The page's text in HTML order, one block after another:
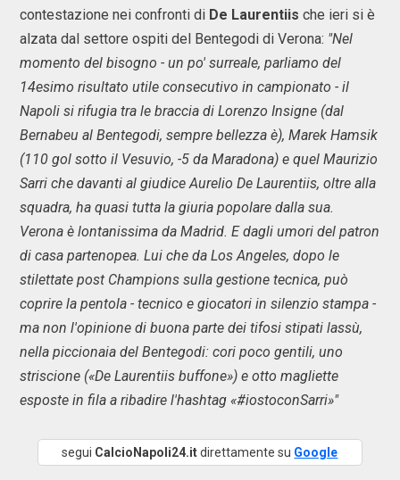
contestazione nei confronti di De Laurentiis che ieri si è
alzata dal settore ospiti del Bentegodi di Verona: "Nel
momento del bisogno - un po' surreale, parliamo del
14esimo risultato utile consecutivo in campionato - il
Napoli si rifugia tra le braccia di Lorenzo Insigne (dal
Bernabeu al Bentegodi, sempre bellezza è), Marek Hamsik
(110 gol sotto il Vesuvio, -5 da Maradona) e quel Maurizio
Sarri che davanti al giudice Aurelio De Laurentiis, oltre alla
squadra, ha quasi tutta la giuria popolare dalla sua.
Verona è lontanissima da Madrid. E dagli umori del patron
di casa partenopea. Lui che da Los Angeles, dopo le
stilettate post Champions sulla gestione tecnica, può
coprire la pentola - tecnico e giocatori in silenzio stampa -
ma non l'opinione di buona parte dei tifosi stipati lassù,
nella piccionaia del Bentegodi: cori poco gentili, uno
striscione («De Laurentiis buffone») e otto magliette
esposte in fila a ribadire l'hashtag «#iostoconSarri»"
segui CalcioNapoli24.itdirettamente su Google